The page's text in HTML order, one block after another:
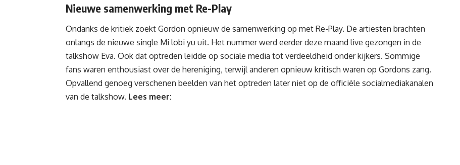
Nieuwe samenwerking met Re-Play
Ondanks de kritiek zoekt Gordon opnieuw de samenwerking op met Re-Play. De artiesten brachten
onlangs de nieuwe single Mi lobi yu uit. Het nummer werd eerder deze maand live gezongen in de
talkshow Eva. Ook dat optreden leidde op sociale media tot verdeeldheid onder kijkers. Sommige
fans waren enthousiast over de hereniging, terwijl anderen opnieuw kritisch waren op Gordons zang.
Opvallend genoeg verschenen beelden van het optreden later niet op de officiële socialmediakanalen
van de talkshow. Lees meer: